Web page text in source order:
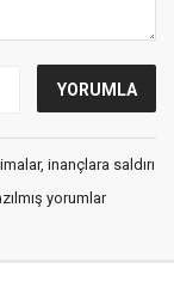
inançlara saldırı
yorumlar